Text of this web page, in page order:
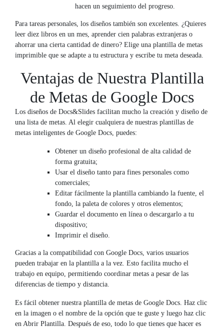
hacen un seguimiento del progreso.
Para tareas personales, los diseños también son excelentes. ¿Quieres
leer diez libros en un mes, aprender cien palabras extranjeras o
ahorrar una cierta cantidad de dinero? Elige una plantilla de metas
imprimible que se adapte a tu estructura y escribe tu meta deseada.
Ventajas de Nuestra Plantilla
de Metas de Google Docs
Los diseños de Docs&Slides facilitan mucho la creación y diseño de
una lista de metas. Al elegir cualquiera de nuestras plantillas de
metas inteligentes de Google Docs, puedes:
Obtener un diseño profesional de alta calidad de
forma gratuita;
Usar el diseño tanto para fines personales como
comerciales;
Editar fácilmente la plantilla cambiando la fuente, el
fondo, la paleta de colores y otros elementos;
Guardar el documento en línea o descargarlo a tu
dispositivo;
Imprimir el diseño.
Gracias a la compatibilidad con Google Docs, varios usuarios
pueden trabajar en la plantilla a la vez. Esto facilita mucho el
trabajo en equipo, permitiendo coordinar metas a pesar de las
diferencias de tiempo y distancia.
Es fácil obtener nuestra plantilla de metas de Google Docs. Haz clic
en la imagen o el nombre de la opción que te guste y luego haz clic
en Abrir Plantilla. Después de eso, todo lo que tienes que hacer es